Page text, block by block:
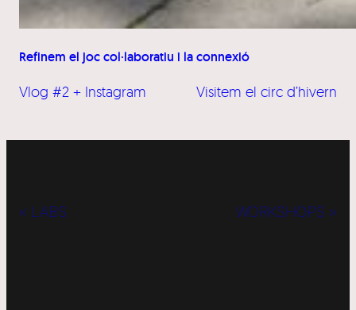
Refinem el joc col·laboratiu i la connexió
Vlog #2 + Instagram Visitem el circ d’hivern
« LABS WORKSHOPS »